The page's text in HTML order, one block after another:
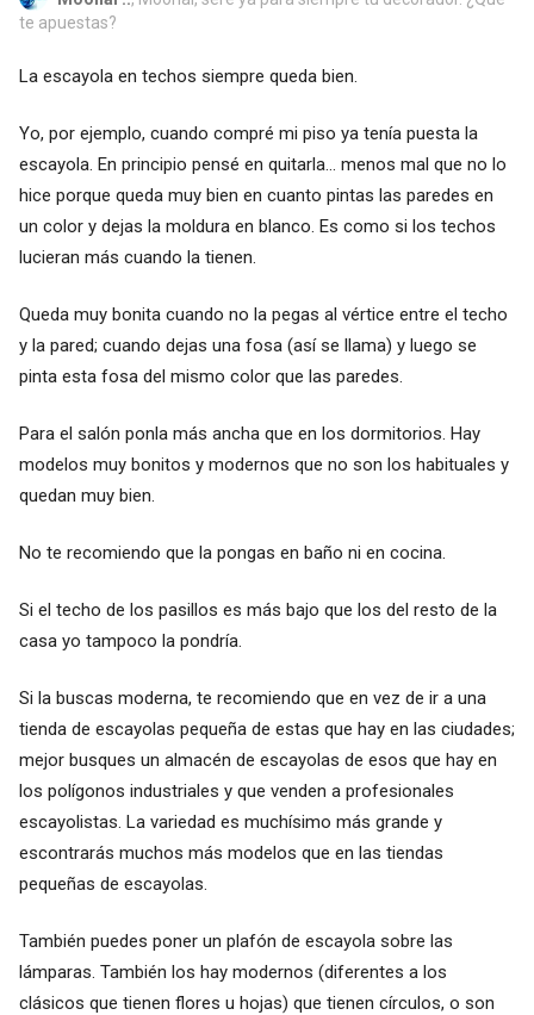
te apuestas?
La escayola en techos siempre queda bien.
Yo, por ejemplo, cuando compré mi piso ya tenía puesta la
escayola. En principio pensé en quitarla... menos mal que no lo
hice porque queda muy bien en cuanto pintas las paredes en
un color y dejas la moldura en blanco. Es como si los techos
lucieran más cuando la tienen.
Queda muy bonita cuando no la pegas al vértice entre el techo
y la pared; cuando dejas una fosa (así se llama) y luego se
pinta esta fosa del mismo color que las paredes.
Para el salón ponla más ancha que en los dormitorios. Hay
modelos muy bonitos y modernos que no son los habituales y
quedan muy bien.
No te recomiendo que la pongas en baño ni en cocina.
Si el techo de los pasillos es más bajo que los del resto de la
casa yo tampoco la pondría.
Si la buscas moderna, te recomiendo que en vez de ir a una
tienda de escayolas pequeña de estas que hay en las ciudades;
mejor busques un almacén de escayolas de esos que hay en
los polígonos industriales y que venden a profesionales
escayolistas. La variedad es muchísimo más grande y
escontrarás muchos más modelos que en las tiendas
pequeñas de escayolas.
También puedes poner un plafón de escayola sobre las
lámparas. También los hay modernos (diferentes a los
clásicos que tienen flores u hojas) que tienen círculos, o son